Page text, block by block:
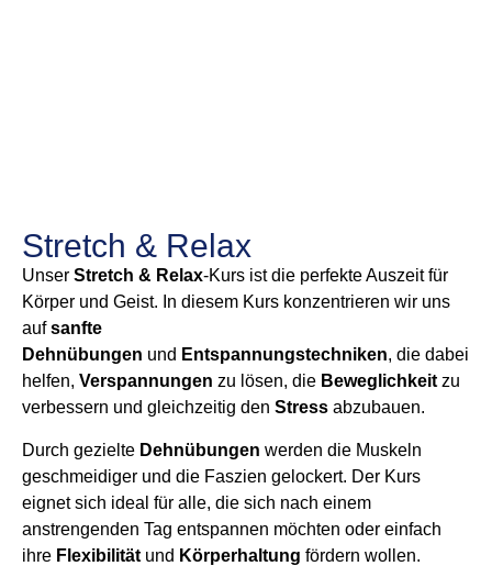
Stretch & Relax
Unser Stretch & Relax-Kurs ist die perfekte Auszeit für
Körper und Geist. In diesem Kurs konzentrieren wir uns
aufsanfte
Dehnübungen und Entspannungstechniken, die dabei
helfen, Verspannungen zu lösen, die Beweglichkeit zu
verbessern und gleichzeitig den Stress abzubauen.
Durch gezielte Dehnübungen werden die Muskeln
geschmeidiger und die Faszien gelockert. Der Kurs
eignet sich ideal für alle, die sich nach einem
anstrengenden Tag entspannen möchten oder einfach
ihre Flexibilität und Körperhaltung fördern wollen.